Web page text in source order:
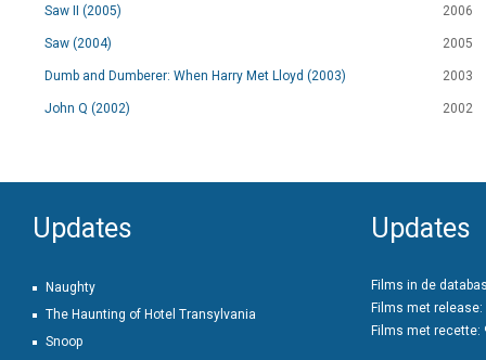
Saw II (2005) 2006
Saw (2004) 2005
Dumb and Dumberer: When Harry Met Lloyd (2003) 2003
John Q (2002) 2002
Updates
Naughty
The Haunting of Hotel Transylvania
Snoop
Updates
Films in de
Films met release:
Films met recette: